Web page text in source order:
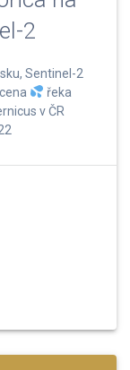
2
Sentinel-2
řeka
v ČR